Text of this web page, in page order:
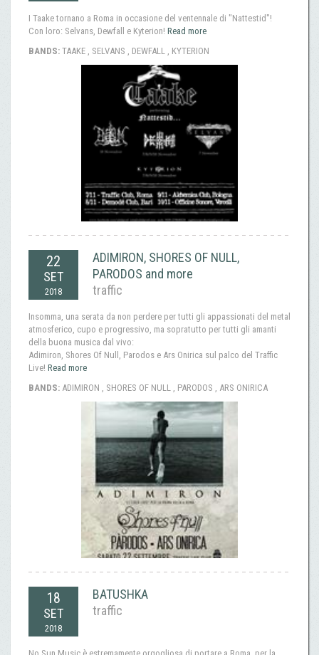
I Taake tornano a Roma in occasione del ventennale di "Nattestid"!
Con loro: Selvans, Dewfall e Kyterion! Read more
BANDS: TAAKE , SELVANS , DEWFALL , KYTERION
22
SET
2018
ADIMIRON, SHORES OF NULL,
PARODOS and more
traffic
Insomma, una serata da non perdere per tutti gli appassionati del metal
atmosferico, cupo e progressivo, ma sopratutto per tutti gli amanti
della buona musica dal vivo:
Adimiron, Shores Of Null, Parodos e Ars Onirica sul palco del Traffic
Live! Read more
BANDS: ADIMIRON , SHORES OF NULL , PARODOS , ARS ONIRICA
18
SET
2018
BATUSHKA
traffic